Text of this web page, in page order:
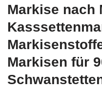
Markise nach
Markisen für